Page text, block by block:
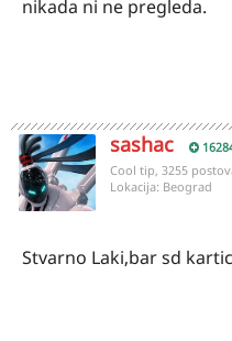
nikada ni ne pregleda.
sashac
Cool tip, 3255
Lokacija: Beograd
Stvarno Laki,bar sd